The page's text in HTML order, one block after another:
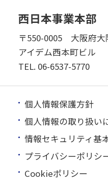
西日本事業本部
〒550-0005 大阪府大
アイデム西本町ビル
TEL. 06-6537-5770
個人情報保護方針
個人情報の取り扱い
情報セキュリティ基
プライバシーポリシ
Cookieポリシー